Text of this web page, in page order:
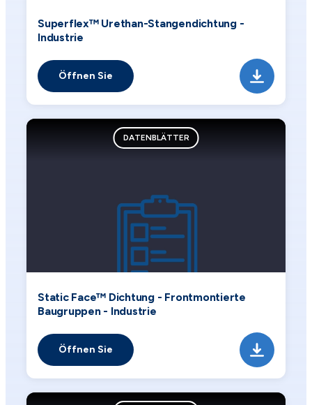
Superflex™ Urethan-Stangendichtung -
Industrie
Öffnen Sie
DATENBLÄTTER
Static Face™ Dichtung - Frontmontierte
Baugruppen - Industrie
Öffnen Sie